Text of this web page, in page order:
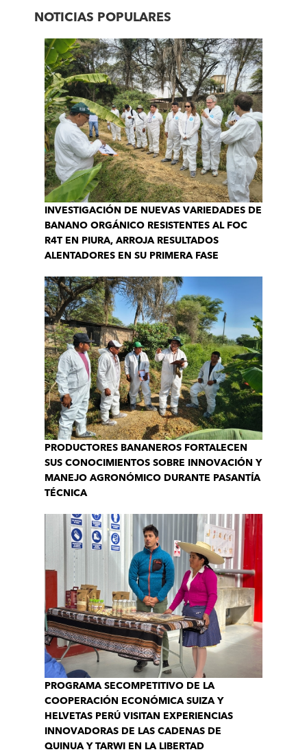
NOTICIAS POPULARES
INVESTIGACIÓN DE NUEVAS VARIEDADES DE
BANANO ORGÁNICO RESISTENTES AL FOC
R4T EN PIURA, ARROJA RESULTADOS
ALENTADORES EN SU PRIMERA FASE
PRODUCTORES BANANEROS FORTALECEN
SUS CONOCIMIENTOS SOBRE INNOVACIÓN Y
MANEJO AGRONÓMICO DURANTE PASANTÍA
TÉCNICA
PROGRAMA SECOMPETITIVO DE LA
COOPERACIÓN ECONÓMICA SUIZA Y
HELVETAS PERÚ VISITAN EXPERIENCIAS
INNOVADORAS DE LAS CADENAS DE
QUINUA Y TARWI EN LA LIBERTAD